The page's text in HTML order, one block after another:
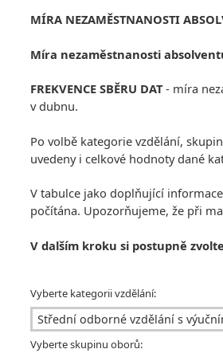
MÍRA NEZAMĚSTNANOSTI
Míra nezaměstnanosti
FREKVENCE SBĚRU DAT- míra
v dubnu.
Po volbě kategorie vzdělání,
uvedeny i celkové hodnoty dané
V tabulce jako doplňující
počítána. Upozorňujeme, že při
V dalším kroku si postupně
Vyberte kategorii vzdělání:
Vyberte skupinu oborů: